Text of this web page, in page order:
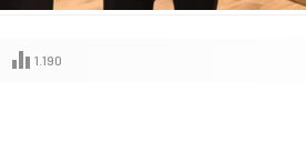
1.190